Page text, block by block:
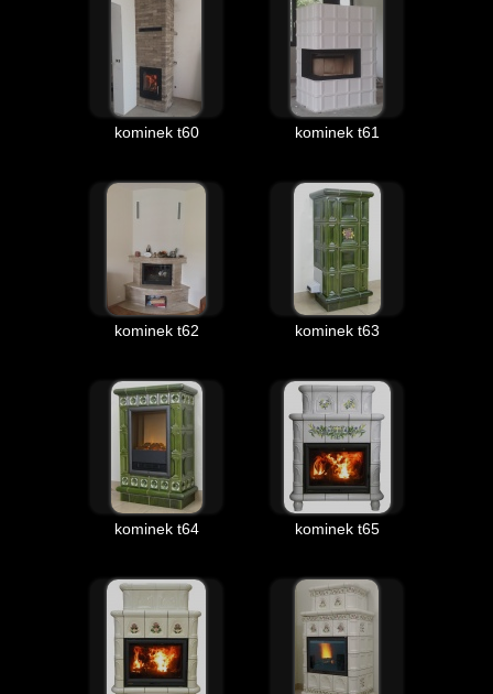
kominek t60 kominek t61
kominek t62 kominek t63
kominek t64 kominek t65